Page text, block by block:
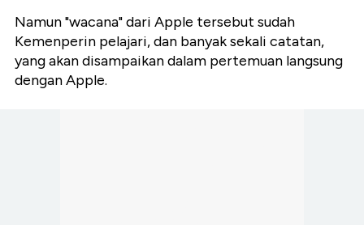
Namun "wacana" dari Apple tersebut sudah
Kemenperin pelajari, dan banyak sekali catatan,
yang akan disampaikan dalam pertemuan langsung
dengan Apple.